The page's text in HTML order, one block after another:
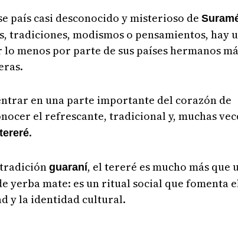
país casi desconocido y misterioso de
tradiciones, modismos o pensamientos, hay
menos por parte de sus países hermanos
en una parte importante del corazón de
el refrescante, tradicional y, muchas
tereré.
guaraní, el tereré es mucho más que
yerba mate: es un ritual social que fomenta
y la identidad cultural.